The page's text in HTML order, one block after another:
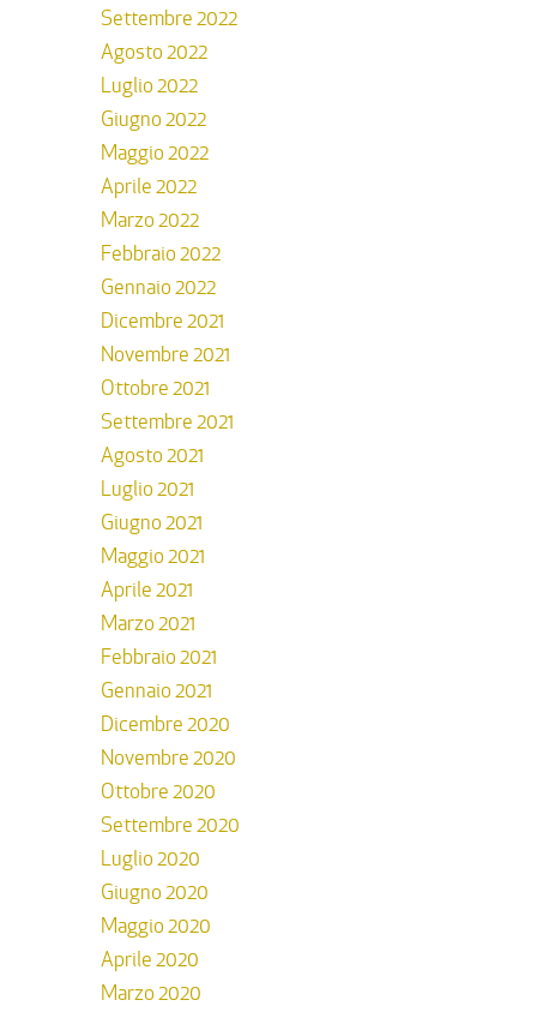
Settembre 2022
Agosto 2022
Luglio 2022
Giugno 2022
Maggio 2022
Aprile 2022
Marzo 2022
Febbraio 2022
Gennaio 2022
Dicembre 2021
Novembre 2021
Ottobre 2021
Settembre 2021
Agosto 2021
Luglio 2021
Giugno 2021
Maggio 2021
Aprile 2021
Marzo 2021
Febbraio 2021
Gennaio 2021
Dicembre 2020
Novembre 2020
Ottobre 2020
Settembre 2020
Luglio 2020
Giugno 2020
Maggio 2020
Aprile 2020
Marzo 2020